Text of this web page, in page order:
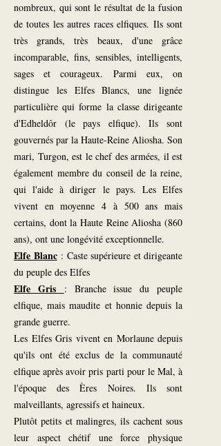
nombreux, qui sont le résultat de la fusion
de toutes les autres races elfiques. Ils sont
très grands, très beaux, d'une grâce
incomparable, fins, sensibles, intelligents,
sages et courageux. Parmi eux, on
distingue les Elfes Blancs, une lignée
particulière qui forme la classe dirigeante
d'Edheldôr (le pays elfique). Ils sont
gouvernés par la Haute-Reine Aliosha. Son
mari, Turgon, est le chef des armées, il est
également membre du conseil de la reine,
qui l'aide à diriger le pays. Les Elfes
vivent en moyenne 4 à 500 ans mais
certains, dont la Haute Reine Aliosha (860
ans), ont une longévité exceptionnelle.
Elfe Blanc: Caste supérieure et dirigeante
du peuple des Elfes
Elfe Gris
: Branche issue du peuple
elfique, mais maudite et honnie depuis la
grande guerre.
Les Elfes Gris vivent en Morlaune depuis
qu'ils ont été exclus de la communauté
elfique après avoir pris parti pour le Mal, à
l'époque des Ères Noires. Ils sont
malveillants, agressifs et haineux.
Plutôt petits et malingres, ils cachent sous
leur aspect chétif une force physique